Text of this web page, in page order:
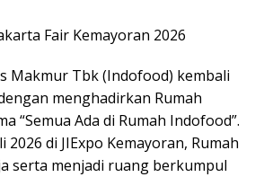
Fair Kemayoran 2026
Makmur Tbk (Indofood) kembali
menghadirkan Rumah
“Semua Ada di Rumah Indofood”.
di JIExpo Kemayoran, Rumah
serta menjadi ruang berkumpul